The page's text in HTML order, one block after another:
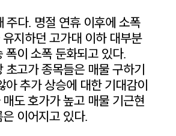
주다. 명절 연휴 이후에 소폭
지하던 고가대 이하 대부분
폭이 소폭 둔화되고 있다.
초고가 종목들은 매물 구하기
아 추가 상승에 대한 기대감이
도 호가가 높고 매물 기근현
이어지고 있다.